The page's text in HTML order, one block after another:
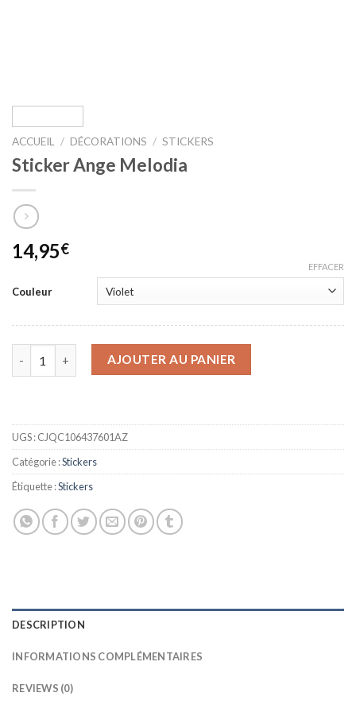
ACCUEIL / DÉCORATIONS / STICKERS
Sticker Ange Melodia
14,95€
Couleur
EFFACER
quantité de Sticker Ange Melodia
AJOUTER AU PANIER
UGS :CJQC106437601AZ
Catégorie :Stickers
Étiquette :Stickers
DESCRIPTION
INFORMATIONS COMPLÉMENTAIRES
REVIEWS (0)